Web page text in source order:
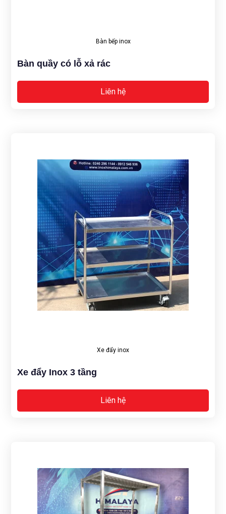
Bàn bếp inox
Bàn quầy có lỗ xả rác
Liên hệ
Xe đẩy inox
Xe đẩy Inox 3 tầng
Liên hệ